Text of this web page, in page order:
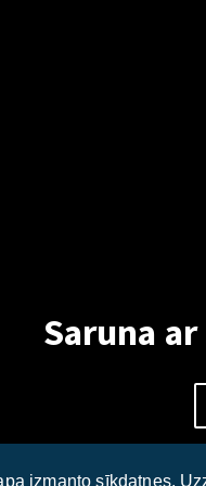
izmanto sīkdatnes.
Saruna